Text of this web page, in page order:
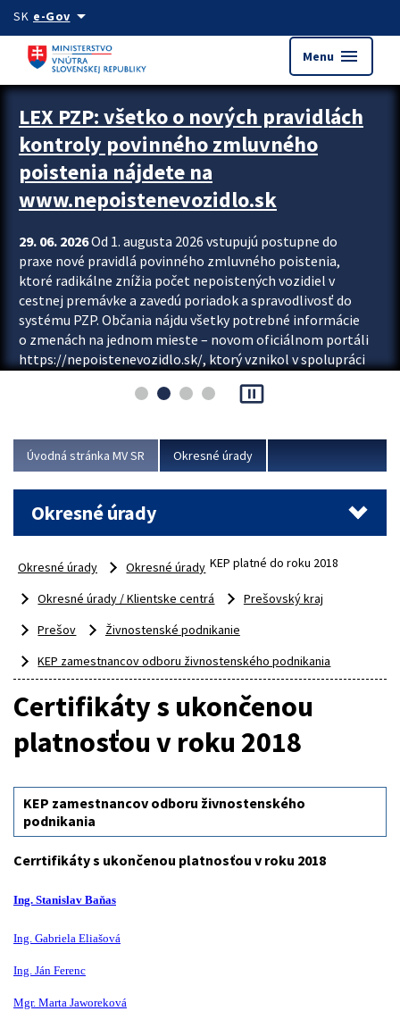
Preskocit na hlavný obsah
SK e-Govarrow_drop_down
Menu menu
Zastavit automatický posun upútavok
LEX PZP: všetko o nových pravidlách
kontroly povinného zmluvného
poistenia nájdete na
www.nepoistenevozidlo.sk
29. 06. 2026Od 1. augusta 2026 vstupujú postupne do
praxe nové pravidlá povinného zmluvného poistenia,
ktoré radikálne znížia počet nepoistených vozidiel v
cestnej premávke a zavedú poriadok a spravodlivosť do
systému PZP. Občania nájdu všetky potrebné informácie
o zmenách na jednom mieste – novom oficiálnom portáli
https://nepoistenevozidlo.sk/, ktorý vznikol v spolupráci
asociácie poisťovní (SLASPO) a Ministerstva vnútra SR.
Viac
pause_presentation
Úvodná stránka MV SR Okresné úrady
Okresné úrady
Okresné úrady
Okresné úrady
Okresné úrady / Klientske centrá
Prešovský kraj
Prešov
Živnostenské podnikanie
KEP zamestnancov odboru živnostenského podnikania
KEP platné do roku 2018
Certifikáty s ukončenou
platnosťou v roku 2018
KEP zamestnancov odboru živnostenského
podnikania
Cerrtifikáty s ukončenou platnosťou v roku 2018
Ing. Stanislav Baňas
Ing. Gabriela Eliašová
Ing. Ján Ferenc
Mgr. Marta Jaworeková